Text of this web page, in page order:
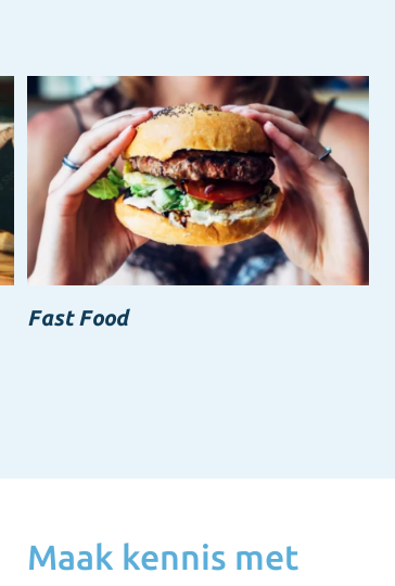
Fast Food
Maak kennis met